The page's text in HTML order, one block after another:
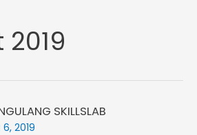
SKILLSLAB
2019